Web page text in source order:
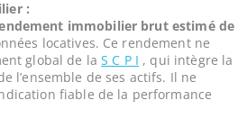
:
immobilier brut estimé de
locatives. Ce rendement ne
global de laS C P I , qui intègre la
l’ensemble de ses actifs. Il ne
fiable de la performance